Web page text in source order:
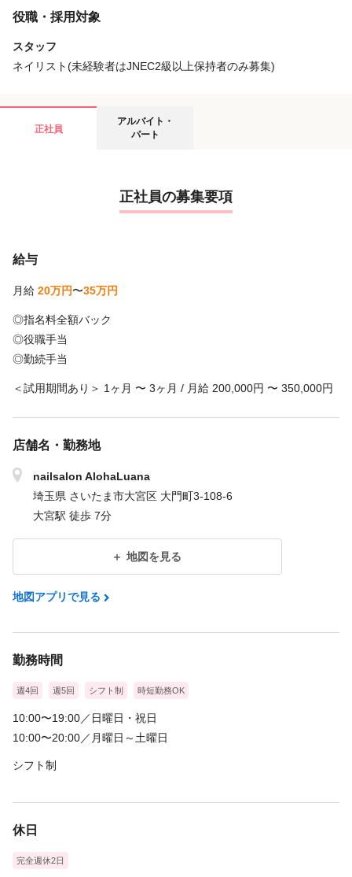
役職・採用対象
スタッフ
ネイリスト(未経験者はJNEC2級以上保持者のみ募集)
正社員
アルバイト・
パート
正社員の募集要項
給与
月給 20万円〜35万円
◎指名料全額バック
◎役職手当
◎勤続手当
＜試用期間あり＞ 1ヶ月 〜 3ヶ月 / 月給 200,000円 〜 350,000円
店舗名・勤務地
nailsalon AlohaLuana
埼玉県 さいたま市大宮区 大門町3-108-6
大宮駅 徒歩 7分
地図を見る
地図アプリで見る
勤務時間
週4回 週5回 シフト制 時短勤務OK
10:00〜19:00／日曜日・祝日
10:00〜20:00／月曜日～土曜日
シフト制
休日
完全週休2日